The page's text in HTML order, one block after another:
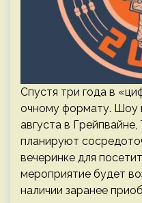
Спустя три года в
очному формату. Шоу
августа в
планируют
вечеринке для
мероприятие будет
наличии заранее